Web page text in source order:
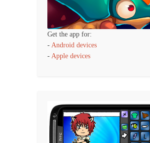
Get the app for:
- Android devices
- Apple devices